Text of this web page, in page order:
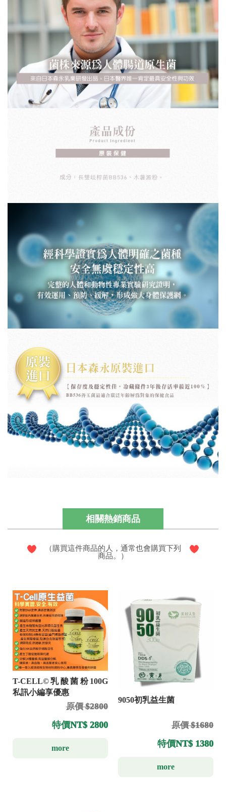
相關熱銷商品
（購買這件商品的人，通常也會購買下列
商品。）
T-CELL©乳酸菌粉100G
私訊小編享優惠
原價 $2800
特價NT$ 2800
more
9050初乳益生菌
原價 $1680
特價NT$ 1380
more